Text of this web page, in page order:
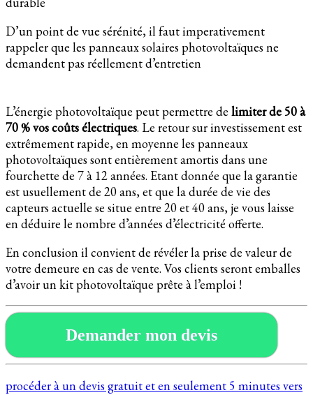
D’un point de vue sérénité, il faut imperativement
rappeler que les panneaux solaires photovoltaïques ne
demandent pas réellement d’entretien
L’énergie photovoltaïque peut permettre de limiter de 50 à
70 % vos coûts électriques. Le retour sur investissement est
extrêmement rapide, en moyenne les panneaux
photovoltaïques sont entièrement amortis dans une
fourchette de 7 à 12 années. Etant donnée que la garantie
est usuellement de 20 ans, et que la durée de vie des
capteurs actuelle se situe entre 20 et 40 ans, je vous laisse
en déduire le nombre d’années d’électricité offerte.
En conclusion il convient de révéler la prise de valeur de
votre demeure en cas de vente. Vos clients seront emballes
d’avoir un kit photovoltaïque prête à l’emploi !
Demander mon devis
procéder à un devis gratuit et en seulement 5 minutes vers